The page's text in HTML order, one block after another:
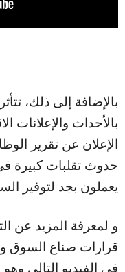
بالإضافة إلى ذلك،
بالأحداث والإعلانات
الإعلان عن تقرير
حدوث تقلبات كبيرة
يعملون بجد لتوفير
و لمعرفة المزيد عن
قرارات صناع السوق
في الفيديو التالي